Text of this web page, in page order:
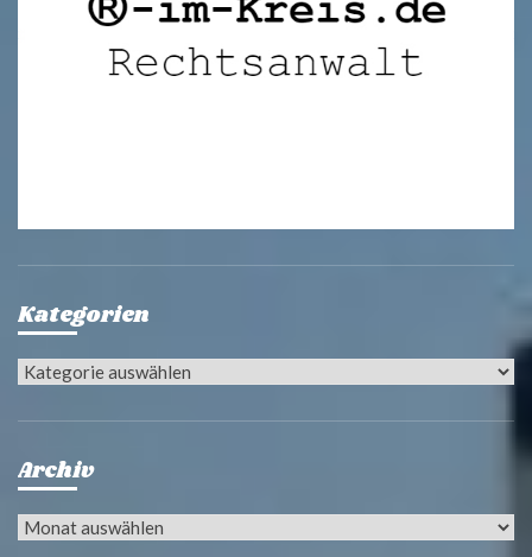
Kategorien
Kategorien
Archiv
Archiv